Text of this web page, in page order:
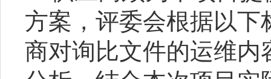
方案，评委会根据以
商对询比文件的运维